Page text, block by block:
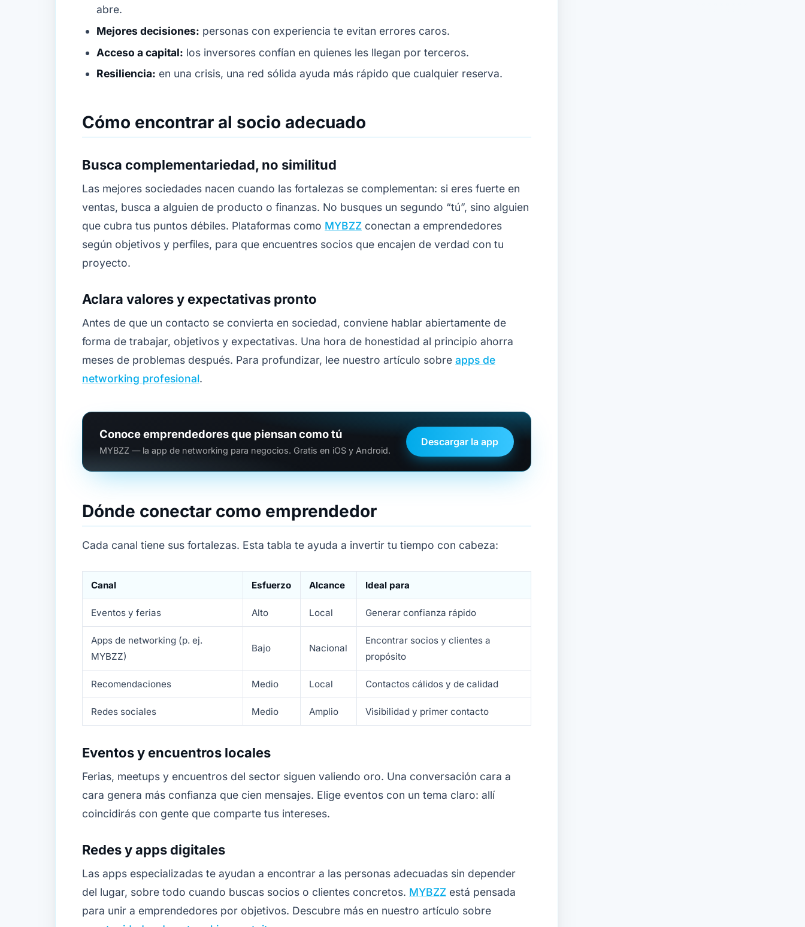
abre.
Mejores decisiones: personas con experiencia te evitan errores caros.
Acceso a capital: los inversores confían en quienes les llegan por terceros.
Resiliencia: en una crisis, una red sólida ayuda más rápido que cualquier reserva.
Cómo encontrar al socio adecuado
Busca complementariedad, no similitud
Las mejores sociedades nacen cuando las fortalezas se complementan: si eres fuerte en
ventas, busca a alguien de producto o finanzas. No busques un segundo “tú”, sino alguien
que cubra tus puntos débiles. Plataformas como MYBZZ conectan a emprendedores
según objetivos y perfiles, para que encuentres socios que encajen de verdad con tu
proyecto.
Aclara valores y expectativas pronto
Antes de que un contacto se convierta en sociedad, conviene hablar abiertamente de
forma de trabajar, objetivos y expectativas. Una hora de honestidad al principio ahorra
meses de problemas después. Para profundizar, lee nuestro artículo sobre apps de
networking profesional.
Conoce emprendedores que piensan como tú
MYBZZ — la app de networking para negocios. Gratis en iOS y Android.
Descargar la app
Dónde conectar como emprendedor
Cada canal tiene sus fortalezas. Esta tabla te ayuda a invertir tu tiempo con cabeza:
Canal Esfuerzo Alcance Ideal para
Eventos y ferias Alto Local Generar confianza rápido
Apps de networking (p. ej.
MYBZZ)
Bajo Nacional
Encontrar socios y clientes a
propósito
Recomendaciones Medio Local Contactos cálidos y de calidad
Redes sociales Medio Amplio Visibilidad y primer contacto
Eventos y encuentros locales
Ferias, meetups y encuentros del sector siguen valiendo oro. Una conversación cara a
cara genera más confianza que cien mensajes. Elige eventos con un tema claro: allí
coincidirás con gente que comparte tus intereses.
Redes y apps digitales
Las apps especializadas te ayudan a encontrar a las personas adecuadas sin depender
del lugar, sobre todo cuando buscas socios o clientes concretos. MYBZZ está pensada
para unir a emprendedores por objetivos. Descubre más en nuestro artículo sobre